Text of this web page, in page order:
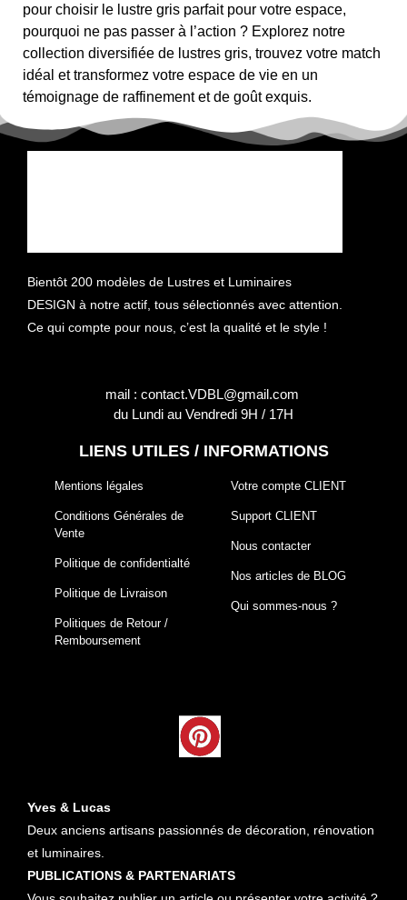
pour choisir le lustre gris parfait pour votre espace,
pourquoi ne pas passer à l’action ? Explorez notre
collection diversifiée de lustres gris, trouvez votre match
idéal et transformez votre espace de vie en un
témoignage de raffinement et de goût exquis.
N’attendez plus pour donner à votre maison l’éclat
qu’elle mérite avec un
lustre gris élégantet polyvalent !
Bientôt 200 modèles de Lustres et Luminaires
DESIGN à notre actif, tous sélectionnés avec attention.
Ce qui compte pour nous, c’est la qualité et le style !
mail : contact.VDBL@gmail.com
du Lundi au Vendredi 9H / 17H
LIENS UTILES / INFORMATIONS
Mentions légales
Conditions Générales de
Vente
Politique de confidentialté
Politique de Livraison
Politiques de Retour /
Remboursement
Votre compte CLIENT
Support CLIENT
Nous contacter
Nos articles de BLOG
Qui sommes-nous ?
Yves & Lucas
Deux anciens artisans passionnés de décoration, rénovation
et luminaires.
PUBLICATIONS & PARTENARIATS